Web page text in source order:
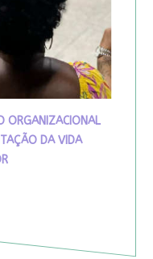
ORGANIZACIONAL
DA VIDA